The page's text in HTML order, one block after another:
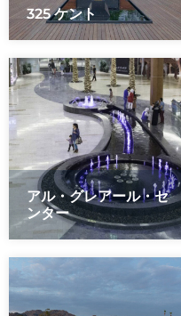
325 ケント
アル・グレアール・セ
ンター